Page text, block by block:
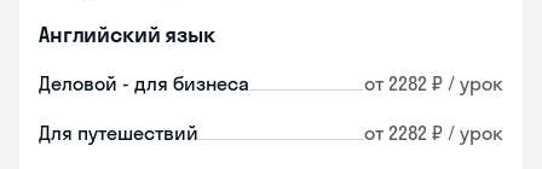
Английский язык
Деловой - для бизнеса от 2282 ₽ / урок
Для путешествий от 2282 ₽ / урок